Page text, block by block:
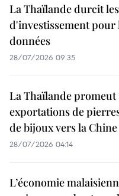
La Thaïlande durcit
d'investissement pour
données
28/07/2026 09:35
La Thaïlande promeut
exportations de
de bijoux vers la Chine
28/07/2026 04:14
L’économie